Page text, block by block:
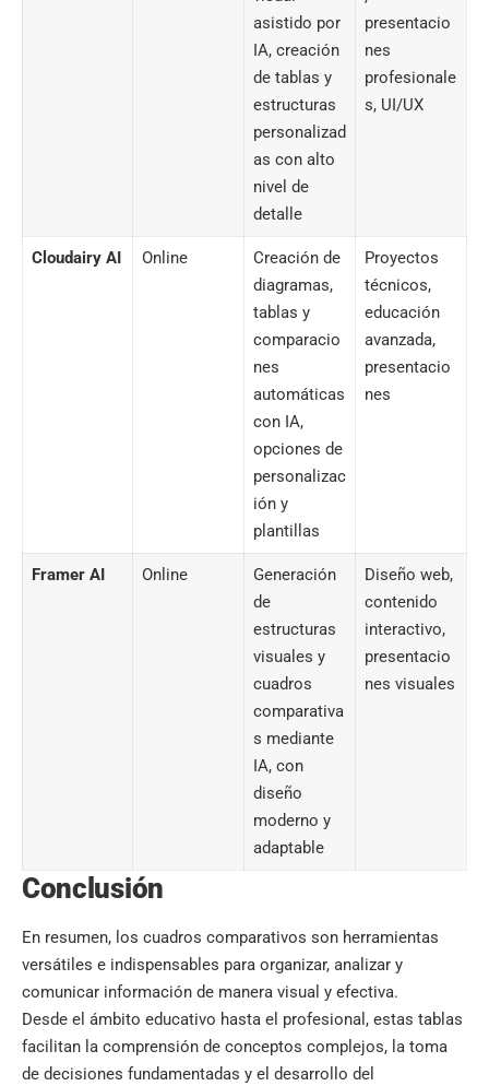
asistido por
IA, creación
de tablas y
estructuras
personalizad
as con alto
nivel de
detalle
presentacio
nes
profesionale
s, UI/UX
Cloudairy AI Online
Creación de
diagramas,
tablas y
comparacio
nes
automáticas
con IA,
opciones de
personalizac
ión y
plantillas
Proyectos
técnicos,
educación
avanzada,
presentacio
nes
Framer AI Online
Generación
de
estructuras
visuales y
cuadros
comparativa
s mediante
IA, con
diseño
moderno y
adaptable
Diseño web,
contenido
interactivo,
presentacio
nes visuales
Conclusión
En resumen, los cuadros comparativos son herramientas
versátiles e indispensables para organizar, analizar y
comunicar información de manera visual y efectiva.
Desde el ámbito educativo hasta el profesional, estas tablas
facilitan la comprensión de conceptos complejos, la toma
de decisiones fundamentadas y el desarrollo del